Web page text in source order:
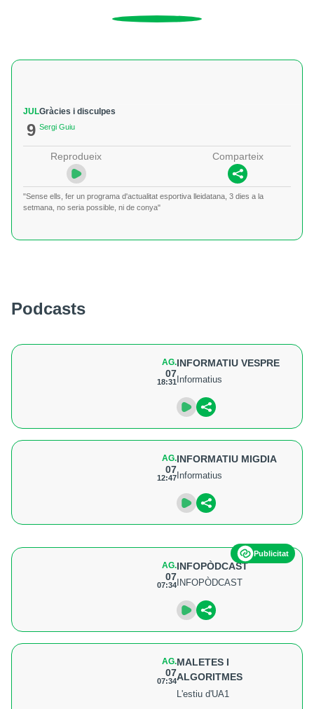
JUL
9
Gràcies i disculpes
Sergi Guiu
Reprodueix Comparteix
"Sense ells, fer un programa d'actualitat esportiva lleidatana, 3 dies a la
setmana, no seria possible, ni de conya"
Podcasts
AG.
07
18:31
INFORMATIU VESPRE
Informatius
AG.
07
12:47
INFORMATIU MIGDIA
Informatius
Publicitat
AG.
07
07:34
INFOPÒDCAST
INFOPÒDCAST
AG.
07
07:34
MALETES I
ALGORITMES
L'estiu d'UA1